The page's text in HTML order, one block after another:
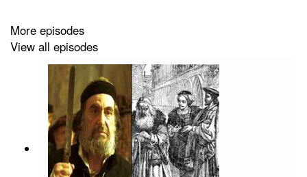
More episodes
View all episodes